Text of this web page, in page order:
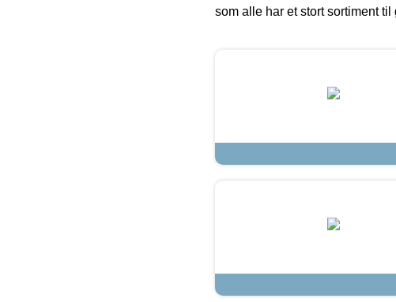
som alle har et stort sortiment til